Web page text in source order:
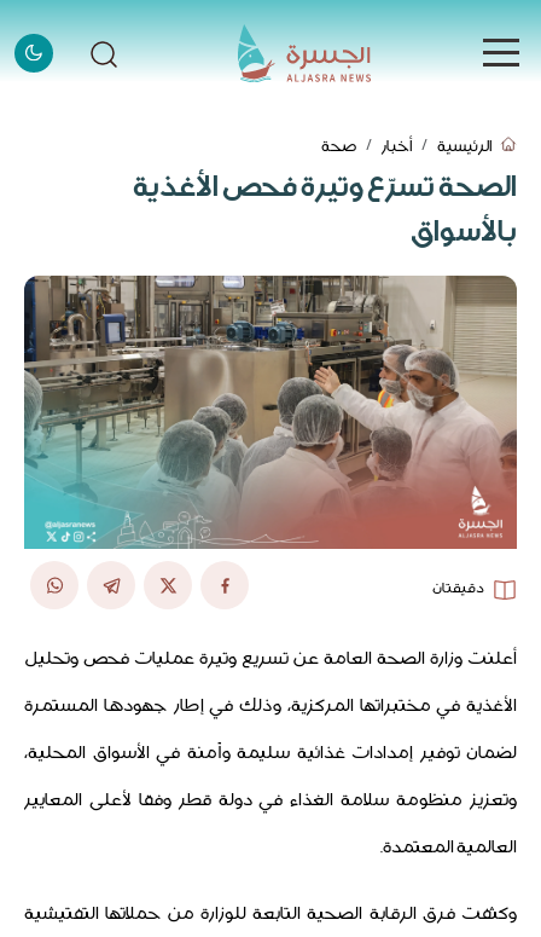
الرئيسية
الأخبار
الأخبار
إنفوجرافيك
قصص
قصص
فيديو
فيديو
قادة وملهمون
قادة وملهمون
اتصل بنا
اتصل بنا
الرئيسية أخبار صحة
الصحة تسرّع وتيرة فحص الأغذية
بالأسواق
دقيقتان
أعلنت وزارة الصحة العامة عن تسريع وتيرة عمليات فحص وتحليل
الأغذية في مختبراتها المركزية، وذلك في إطار جهودها المستمرة
لضمان توفير إمدادات غذائية سليمة وآمنة في الأسواق المحلية،
وتعزيز منظومة سلامة الغذاء في دولة قطر وفقا لأعلى المعايير
العالمية المعتمدة.
وكثفت فرق الرقابة الصحية التابعة للوزارة من حملاتها التفتيشية